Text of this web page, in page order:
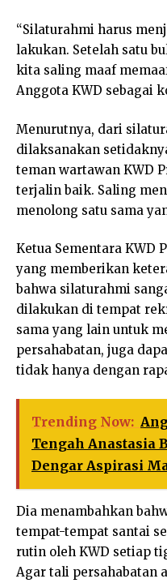
“Silaturahmi harus
lakukan. Setelah satu
kita saling maaf
Anggota KWD sebagai
Menurutnya, dari
dilaksanakan
teman wartawan KWD
terjalin baik. Saling
menolong satu sama
Ketua Sementara KWD
yang memberikan
bahwa silaturahmi
dilakukan di tempat
sama yang lain untuk
persahabatan, juga
tidak hanya dengan
Trending Now:
Tengah Anastasia
Dengar Aspirasi
Dia menambahkan
tempat-tempat santai
rutin oleh KWD setiap
Agar tali persahabatan